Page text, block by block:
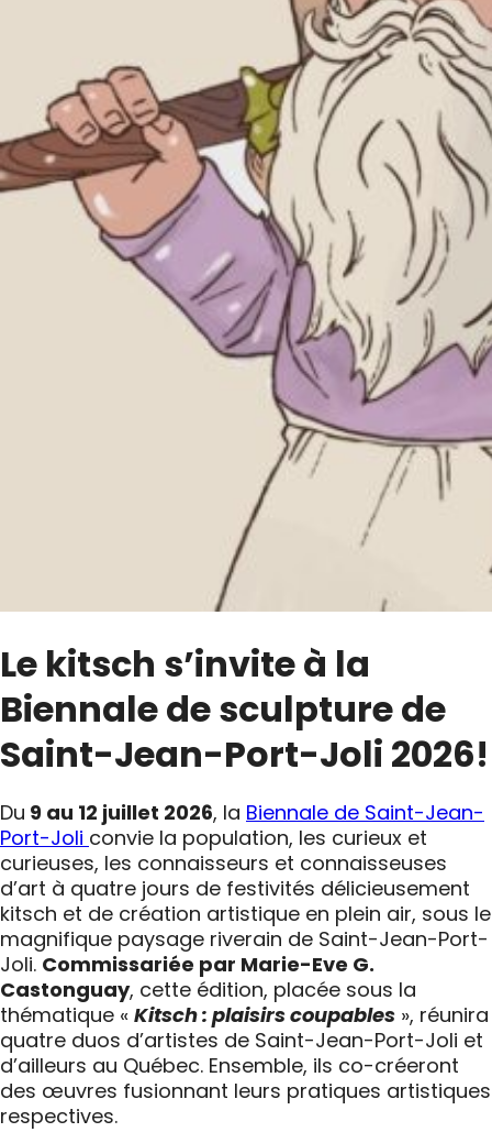
Le kitsch s’invite à la
Biennale de sculpture de
Saint-Jean-Port-Joli 2026!
Du 9 au 12 juillet 2026, la Biennale de Saint-Jean-
Port-Joli convie la population, les curieux et
curieuses, les connaisseurs et connaisseuses
d’art à quatre jours de festivités délicieusement
kitsch et de création artistique en plein air, sous le
magnifique paysage riverain de Saint-Jean-Port-
Joli. Commissariée par Marie-Eve G.
Castonguay, cette édition, placée sous la
thématique « Kitsch : plaisirs coupables », réunira
quatre duos d’artistes de Saint-Jean-Port-Joli et
d’ailleurs au Québec. Ensemble, ils co-créeront
des œuvres fusionnant leurs pratiques artistiques
respectives.